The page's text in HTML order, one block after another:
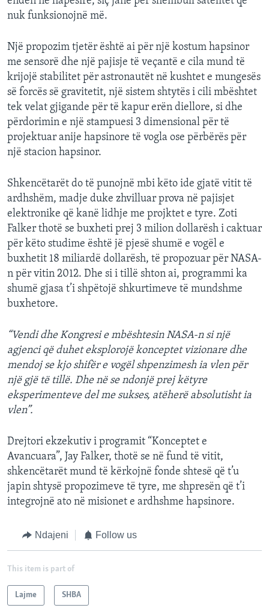
nuk funksionojnë më.
Një propozim tjetër është ai për një kostum hapsinor
me sensorë dhe një pajisje të veçantë e cila mund të
krijojë stabilitet për astronautët në kushtet e mungesës
së forcës së gravitetit, një sistem shtytës i cili mbështet
tek velat gjigande për të kapur erën diellore, si dhe
përdorimin e një stampuesi 3 dimensional për të
projektuar anije hapsinore të vogla ose përbërës për
një stacion hapsinor.
Shkencëtarët do të punojnë mbi këto ide gjatë vitit të
ardhshëm, madje duke zhvilluar prova në pajisjet
elektronike që kanë lidhje me projktet e tyre. Zoti
Falker thotë se buxheti prej 3 milion dollarësh i caktuar
për këto studime është jë pjesë shumë e vogël e
buxhetit 18 miliardë dollarësh, të propozuar për NASA-
n për vitin 2012. Dhe si i tillë shton ai, programmi ka
shumë gjasa t’i shpëtojë shkurtimeve të mundshme
buxhetore.
“Vendi dhe Kongresi e mbështesin NASA-n si një
agjenci që duhet eksplorojë konceptet vizionare dhe
mendoj se kjo shifër e vogël shpenzimesh ia vlen për
një gjë të tillë. Dhe në se ndonjë prej këtyre
eksperimenteve del me sukses, atëherë absolutisht ia
vlen”.
Drejtori ekzekutiv i programit “Konceptet e
Avancuara”, Jay Falker, thotë se në fund të vitit,
shkencëtarët mund të kërkojnë fonde shtesë që t’u
japin shtysë propozimeve të tyre, me shpresën që t’i
integrojnë ato në misionet e ardhshme hapsinore.
Ndajeni Follow us
This item is part of
Lajme SHBA